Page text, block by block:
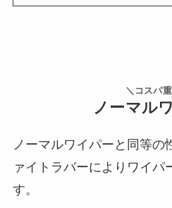
＼コスパ
ノーマル
ノーマルワイパーと同等の
ァイトラバーによりワイパ
す。